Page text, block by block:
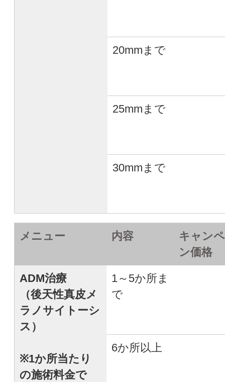
20mmまで
25mmまで
30mmまで
メニュー 内容
キャン
ン価格
ADM治療
（後天性真皮メ
ラノサイトーシ
ス）
※1か所当たり
の施術料金で
1～5か所ま
で
6か所以上